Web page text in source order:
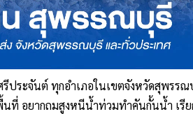
ประจันต์ ทุกอำเภอในเขตจังหวัดสุพรรณ
ที่ อยากถมสูงหนีน้ำท่วมทำคันกั้นน้ำ เรีย